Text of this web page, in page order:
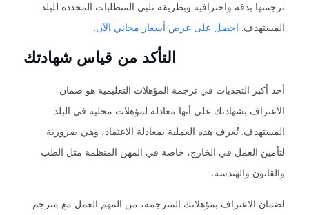
ترجمتها بدقة واحترافية وبطريقة تلبي المتطلبات المحددة للبلد
المستهدف. احصل على عرض أسعار مجاني الآن.
التأكد من قياس شهادتك
أحد أكبر التحديات في ترجمة المؤهلات التعليمية هو ضمان
الاعتراف بشهادتك على أنها معادلة لمؤهلات محلية في البلد
المستهدف. تُعرف هذه العملية بمعادلة الاعتماد، وهي ضرورية
لتأمين العمل في الخارج، خاصة في المهن المنظمة مثل الطب
والقانون والهندسة.
لضمان الاعتراف بمؤهلاتك المترجمة، من المهم العمل مع مترجم